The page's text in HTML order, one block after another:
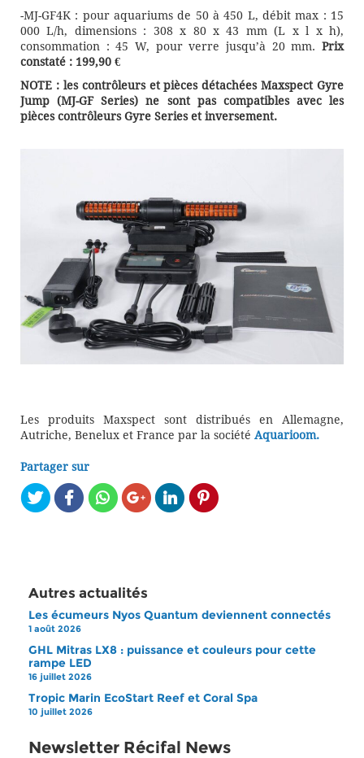
-MJ-GF4K : pour aquariums de 50 à 450 L, débit max : 15
000 L/h, dimensions : 308 x 80 x 43 mm (L x l x h),
consommation : 45 W, pour verre jusqu’à 20 mm. Prix
constaté : 199,90 €
NOTE : les contrôleurs et pièces détachées Maxspect Gyre
Jump (MJ-GF Series) ne sont pas compatibles avec les
pièces contrôleurs Gyre Series et inversement.
Les produits Maxspect sont distribués en Allemagne,
Autriche, Benelux et France par la société Aquarioom.
Partager sur
Autres actualités
Les écumeurs Nyos Quantum deviennent connectés
1 août 2026
GHL Mitras LX8 : puissance et couleurs pour cette
rampe LED
16 juillet 2026
Tropic Marin EcoStart Reef et Coral Spa
10 juillet 2026
Newsletter Récifal News